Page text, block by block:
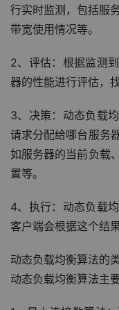
行实时监测，包括服
带宽使用情况等。
2、评估：根据监测
器的性能进行评估，
3、决策：动态负载
请求分配给哪台服务
如服务器的当前负载
置等。
4、执行：动态负载
客户端会根据这个结
动态负载均衡算法的
动态负载均衡算法主